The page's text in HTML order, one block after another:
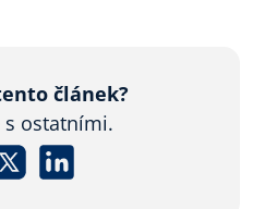
článek?
s ostatními.